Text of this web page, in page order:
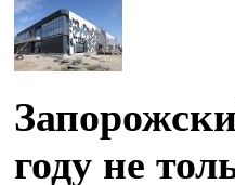
году не